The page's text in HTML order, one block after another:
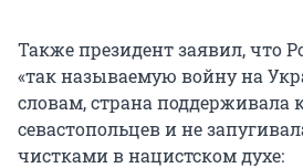
Также президент заявил, что
«так называемую войну на
словам, страна
севастопольцев и не
чистками в нацистском духе: